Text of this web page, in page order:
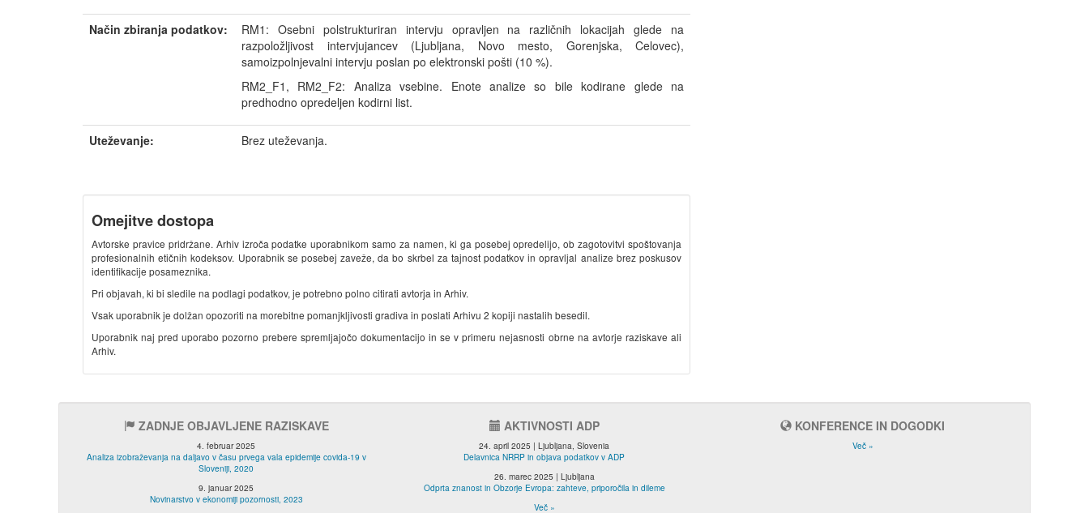
Način zbiranja podatkov:
RM1: Osebni polstrukturiran intervju opravljen na različnih lokacijah glede na
razpoložljivost intervjujancev (Ljubljana, Novo mesto, Gorenjska, Celovec),
samoizpolnjevalni intervju poslan po elektronski pošti (10 %).
RM2_F1, RM2_F2: Analiza vsebine. Enote analize so bile kodirane glede na
predhodno opredeljen kodirni list.
Uteževanje: Brez uteževanja.
Omejitve dostopa
Avtorske pravice pridržane. Arhiv izroča podatke uporabnikom samo za namen, ki ga posebej opredelijo, ob zagotovitvi spoštovanja
profesionalnih etičnih kodeksov. Uporabnik se posebej zaveže, da bo skrbel za tajnost podatkov in opravljal analize brez poskusov
identifikacije posameznika.
Pri objavah, ki bi sledile na podlagi podatkov, je potrebno polno citirati avtorja in Arhiv.
Vsak uporabnik je dolžan opozoriti na morebitne pomanjkljivosti gradiva in poslati Arhivu 2 kopiji nastalih besedil.
Uporabnik naj pred uporabo pozorno prebere spremljajočo dokumentacijo in se v primeru nejasnosti obrne na avtorje raziskave ali
Arhiv.
ZADNJE OBJAVLJENE RAZISKAVE
4. februar 2025
Analiza izobraževanja na daljavo v času prvega vala epidemije covida-19 v
Sloveniji, 2020
9. januar 2025
Novinarstvo v ekonomiji pozornosti, 2023
AKTIVNOSTI ADP
24. april 2025 | Ljubljana, Slovenia
Delavnica NRRP in objava podatkov v ADP
26. marec 2025 | Ljubljana
Odprta znanost in Obzorje Evropa: zahteve, priporočila in dileme
Več »
KONFERENCE IN DOGODKI
Več »